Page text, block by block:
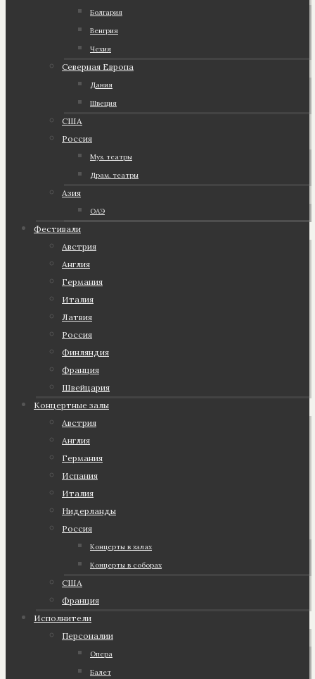
Болгария
Венгрия
Чехия
Северная Европа
Дания
Швеция
США
Россия
Муз. театры
Драм. театры
Азия
ОАЭ
Фестивали
Австрия
Англия
Германия
Италия
Латвия
Россия
Финляндия
Франция
Швейцария
Концертные залы
Австрия
Англия
Германия
Испания
Италия
Нидерланды
Россия
Концерты в залах
Концерты в соборах
США
Франция
Исполнители
Персоналии
Опера
Балет